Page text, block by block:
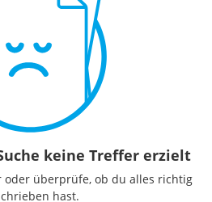
keine Treffer erzielt
oder überprüfe, ob du alles richtig
hast.